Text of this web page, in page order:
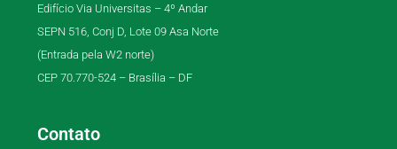
Edifício Via Universitas – 4º Andar
SEPN 516, Conj D, Lote 09 Asa Norte
(Entrada pela W2 norte)
CEP 70.770-524 – Brasília – DF
Contato